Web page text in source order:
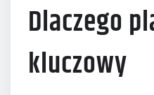
Dlaczego
kluczowy